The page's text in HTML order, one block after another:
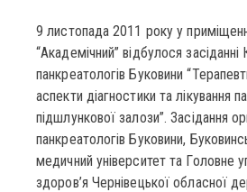
9 листопада 2011 року у
“Академічний” відбулося засіданні
панкреатологів Буковини
аспекти діагностики та лікування
підшлункової залози”. Засідання
панкреатологів Буковини,
медичний університет та Головне
здоров’я Чернівецької обласної